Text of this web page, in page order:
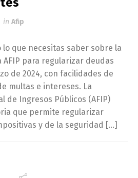
in Afip
lo que necesitas saber sobre la
para regularizar deudas
de 2024, con facilidades de
multas e intereses. La
de Ingresos Públicos (AFIP)
que permite regularizar
y de la seguridad […]